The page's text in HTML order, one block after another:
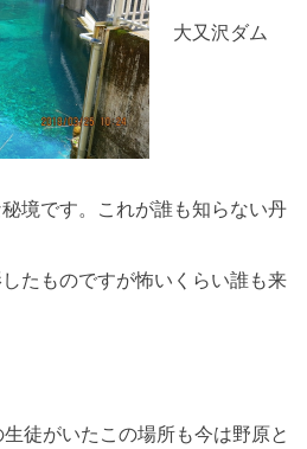
大又沢ダム
境です。これが誰も知らない丹
たものですが怖いくらい誰も来
徒がいたこの場所も今は野原と